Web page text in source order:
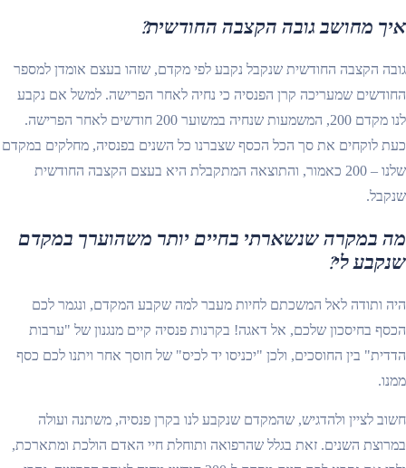
איך מחושב גובה הקצבה החודשית?
גובה הקצבה החודשית שנקבל נקבע לפי מקדם, שזהו בעצם אומדן למספר
החודשים שמעריכה קרן הפנסיה כי נחיה לאחר הפרישה. למשל אם נקבע
לנו מקדם 200, המשמעות שנחיה במשוער 200 חודשים לאחר הפרישה.
כעת לוקחים את סך הכל הכסף שצברנו כל השנים בפנסיה, מחלקים במקדם
שלנו – 200 כאמור, והתוצאה המתקבלת היא בעצם הקצבה החודשית
שנקבל.
מה במקרה שנשארתי בחיים יותר משהוערך במקדם
שנקבע לי?
היה ותודה לאל המשכתם לחיות מעבר למה שקבע המקדם, ונגמר לכם
הכסף בחיסכון שלכם, אל דאגה! בקרנות פנסיה קיים מנגנון של "ערבות
הדדית" בין החוסכים, ולכן "יכניסו יד לכיס" של חוסך אחר ויתנו לכם כסף
ממנו.
חשוב לציין ולהדגיש, שהמקדם שנקבע לנו בקרן פנסיה, משתנה ועולה
במרוצת השנים. זאת בגלל שהרפואה ותוחלת חיי האדם הולכת ומתארכת,